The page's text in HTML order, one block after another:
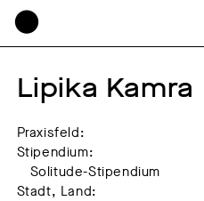
Lipika Kamra
Praxisfeld:
Stipendium:
Solitude-Stipendium
Stadt, Land: